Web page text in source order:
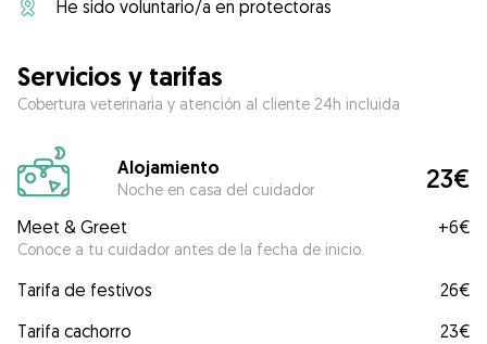
He sido voluntario/a en protectoras
Servicios y tarifas
Cobertura veterinaria y atención al cliente 24h incluida
Alojamiento
Noche en casa del cuidador 23€
Meet & Greet
Conoce a tu cuidador antes de la fecha de inicio.
+6€
Tarifa de festivos
26€
Tarifa cachorro
23€